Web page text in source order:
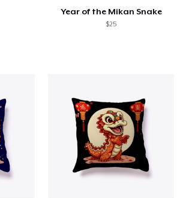
Year of the Mikan Snake
$25